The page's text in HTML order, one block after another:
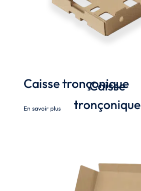
Caisse
tronçonique
Caisse tronçonique
En savoir plus